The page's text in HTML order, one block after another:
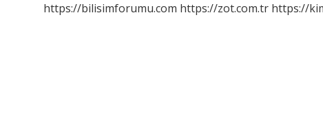
https://bilisimforumu.com https://zot.com.tr https://